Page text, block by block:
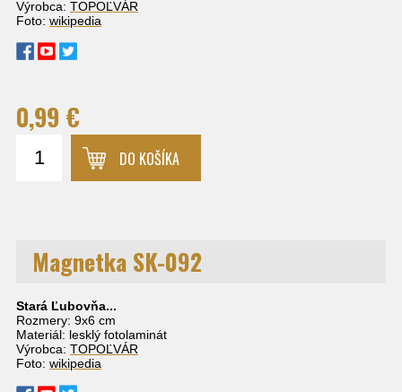
Výrobca: TOPOĽVÁR
Foto: wikipedia
0,99 €
DO KOŠÍKA
Magnetka SK-092
Stará Ľubovňa...
Rozmery: 9x6 cm
Materiál: lesklý fotolaminát
Výrobca: TOPOĽVÁR
Foto: wikipedia